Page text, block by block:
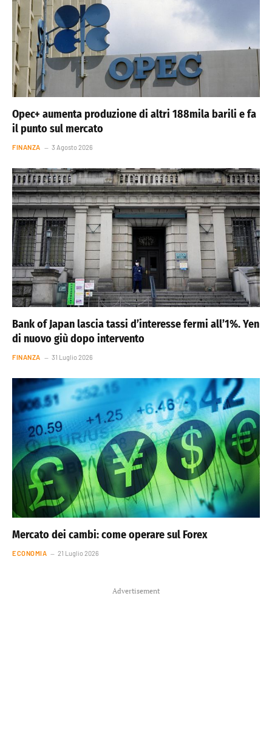
Opec+ aumenta produzione di altri 188mila barili e fa
il punto sul mercato
FINANZA 3 Agosto 2026
Bank of Japan lascia tassi d’interesse fermi all’1%. Yen
di nuovo giù dopo intervento
FINANZA 31 Luglio 2026
Mercato dei cambi: come operare sul Forex
ECONOMIA 21 Luglio 2026
Advertisement